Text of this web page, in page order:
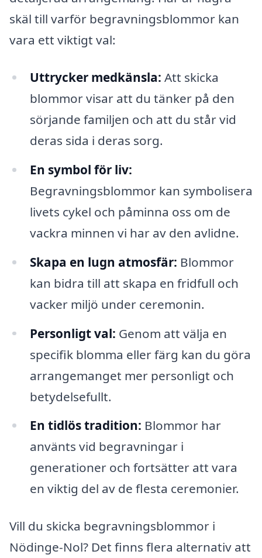
skäl till varför begravningsblommor kan
vara ett viktigt val:
Uttrycker medkänsla: Att skicka
blommor visar att du tänker på den
sörjande familjen och att du står vid
deras sida i deras sorg.
En symbol för liv:
Begravningsblommor kan symbolisera
livets cykel och påminna oss om de
vackra minnen vi har av den avlidne.
Skapa en lugn atmosfär: Blommor
kan bidra till att skapa en fridfull och
vacker miljö under ceremonin.
Personligt val: Genom att välja en
specifik blomma eller färg kan du göra
arrangemanget mer personligt och
betydelsefullt.
En tidlös tradition: Blommor har
använts vid begravningar i
generationer och fortsätter att vara
en viktig del av de flesta ceremonier.
Vill du skicka begravningsblommor i
Nödinge-Nol? Det finns flera alternativ att